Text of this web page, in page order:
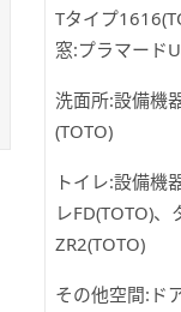
Tタイプ
窓:プラマード
洗面所:設備機
(TOTO)
トイレ:設備機
レFD(TOTO)
ZR2(TOTO)
その他空間:ド